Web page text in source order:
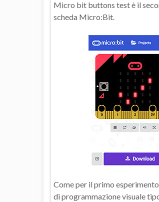
Micro bit buttons test è il
scheda Micro:Bit.
Come per il primo
di programmazione visuale